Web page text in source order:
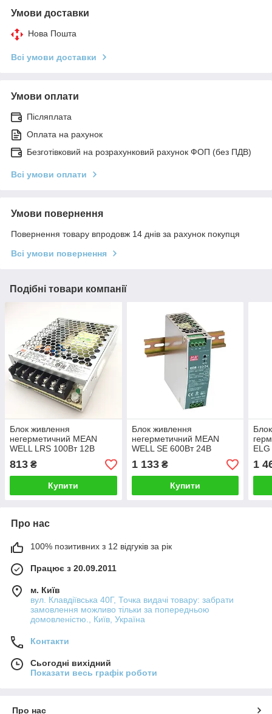
Умови доставки
Нова Пошта
Всі умови доставки
Умови оплати
Післяплата
Оплата на рахунок
Безготівковий на розрахунковий рахунок ФОП (без ПДВ)
Всі умови оплати
Умови повернення
Повернення товару впродовж 14 днів за рахунок покупця
Всі умови повернення
Подібні товари компанії
Блок живлення
негерметичний MEAN
WELL LRS 100Вт 12В
813 ₴
Купити
Блок живлення
негерметичний MEAN
WELL SE 600Вт 24В
1 133₴
Купити
1
Про нас
100% позитивних з 12 відгуків за рік
Працює з 20.09.2011
м. Київ
вул. Клавдіївська 40Г, Точка видачі товару: забрати
замовлення можливо тільки за попередньою
домовленістю., Київ, Україна
Контакти
Сьогодні вихідний
Показати весь графік роботи
Про нас